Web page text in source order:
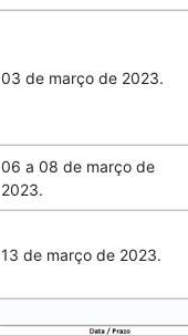
03 de março de 2023.
06 a 08 de março de
2023.
13 de março de 2023.